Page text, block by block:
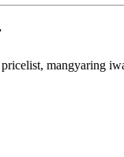
mangyaring